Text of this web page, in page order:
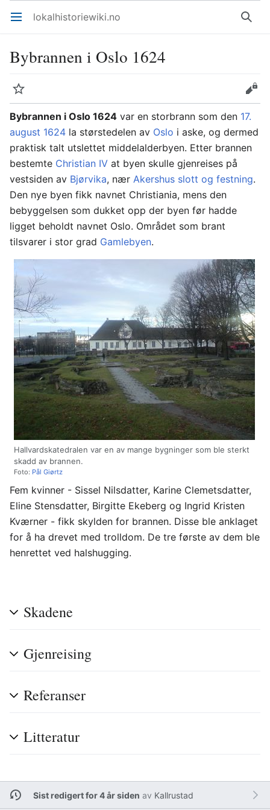
Åpne hovedmenyen lokalhistoriewiki.no Søk
Bybrannen i Oslo 1624
Overvåk
Rediger
Bybrannen i Oslo 1624 var en storbrann som den 17.
august 1624 la størstedelen av Oslo i aske, og dermed
praktisk talt utslettet middelalderbyen. Etter brannen
bestemte Christian IV at byen skulle gjenreises på
vestsiden av Bjørvika, nær Akershus slott og festning.
Den nye byen fikk navnet Christiania, mens den
bebyggelsen som dukket opp der byen før hadde
ligget beholdt navnet Oslo. Området som brant
tilsvarer i stor grad Gamlebyen.
Hallvardskatedralen var en av mange bygninger som ble sterkt
skadd av brannen.
Foto: Pål Giørtz
Fem kvinner - Sissel Nilsdatter, Karine Clemetsdatter,
Eline Stensdatter, Birgitte Ekeberg og Ingrid Kristen
Kværner - fikk skylden for brannen. Disse ble anklaget
for å ha drevet med trolldom. De tre første av dem ble
henrettet ved halshugging.
Skadene
Gjenreising
Referanser
Litteratur
Sist redigert for 4 år siden av Kallrustad